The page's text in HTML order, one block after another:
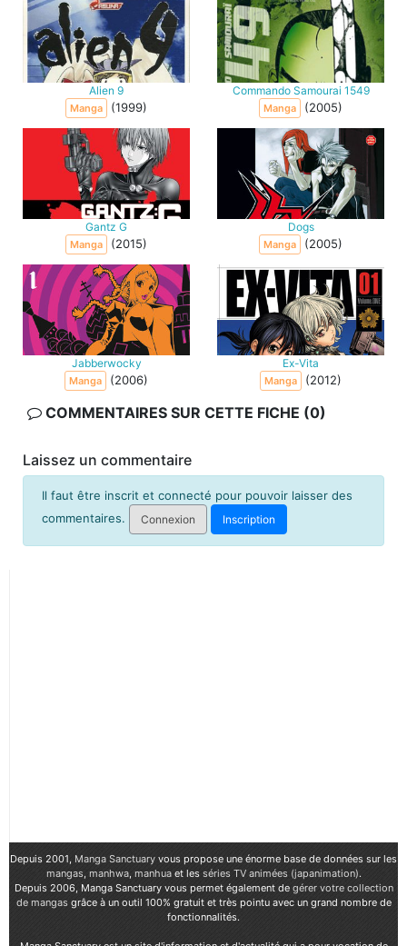
Alien 9
Manga (1999)
Commando Samourai 1549
Manga (2005)
Gantz G
Manga (2015)
Dogs
Manga (2005)
Jabberwocky
Manga (2006)
Ex-Vita
Manga (2012)
COMMENTAIRES SUR CETTE FICHE (0)
Laissez un commentaire
Il faut être inscrit et connecté pour pouvoir laisser des
commentaires.
Connexion Inscription
Depuis 2001, Manga Sanctuary vous propose une énorme base de données sur les
mangas, manhwa, manhuaet les séries TV animées (japanimation).
Depuis 2006, Manga Sanctuary vous permet également de gérer votre collection
de mangasgrâce à un outil 100% gratuit et très pointu avec un grand nombre de
fonctionnalités.